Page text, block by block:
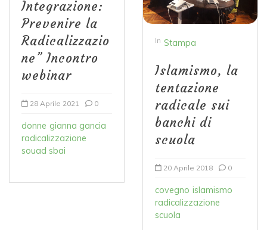
Integrazione:
Prevenire la
Radicalizzazio
ne” Incontro
webinar
28 Aprile 2021 0
donne gianna gancia
radicalizzazione
souad sbai
In Stampa
Islamismo, la
tentazione
radicale sui
banchi di
scuola
20 Aprile 2018 0
covegno islamismo
radicalizzazione
scuola